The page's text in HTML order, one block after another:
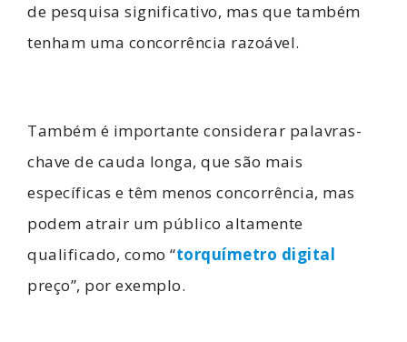
de pesquisa significativo, mas que também
tenham uma concorrência razoável.
Também é importante considerar palavras-
chave de cauda longa, que são mais
específicas e têm menos concorrência, mas
podem atrair um público altamente
qualificado, como “torquímetro digital
preço”, por exemplo.